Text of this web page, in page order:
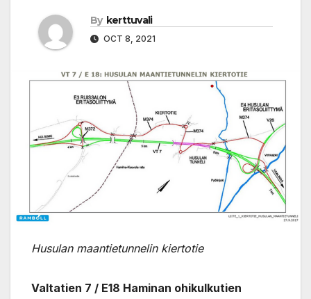
By kerttuvali
OCT 8, 2021
Husulan maantietunnelin kiertotie
Valtatien 7 / E18 Haminan ohikulkutien